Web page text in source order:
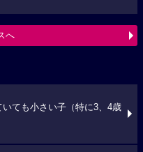
へ
ても小さい子（特に3、4歳